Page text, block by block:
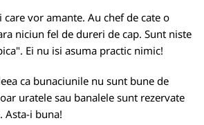
care vor amante. Au chef de cate o
niciun fel de dureri de cap. Sunt niste
Ei nu isi asuma practic nimic!
ca bunaciunile nu sunt bune de
uratele sau banalele sunt rezervate
Asta-i buna!